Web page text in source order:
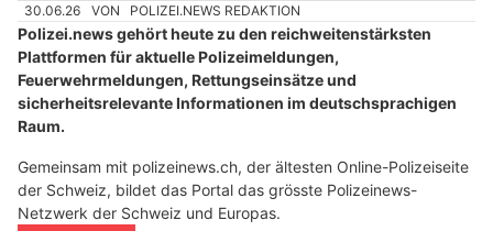
30.06.26 VON POLIZEI.NEWS REDAKTION
Polizei.news gehört heute zu den reichweitenstärksten
Plattformen für aktuelle Polizeimeldungen,
Feuerwehrmeldungen, Rettungseinsätze und
sicherheitsrelevante Informationen im deutschsprachigen
Raum.
Gemeinsam mit polizeinews.ch, der ältesten Online-Polizeiseite
der Schweiz, bildet das Portal das grösste Polizeinews-
Netzwerk der Schweiz und Europas.